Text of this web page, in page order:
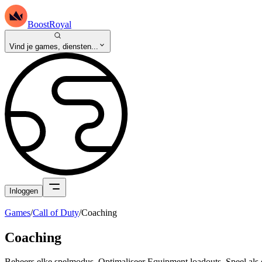
BoostRoyal
Vind je games, diensten...
Inloggen
Games/Call of Duty/Coaching
Coaching